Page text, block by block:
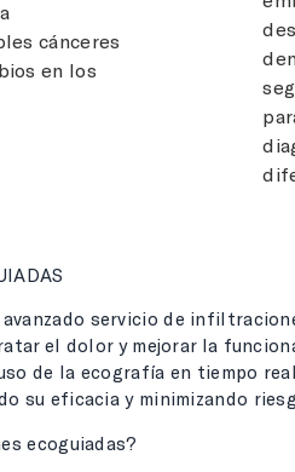
cánceres
en los
servicio de
el dolor y mejorar la
de la ecografía en tiempo
su eficacia y minimizando
ecoguiadas?